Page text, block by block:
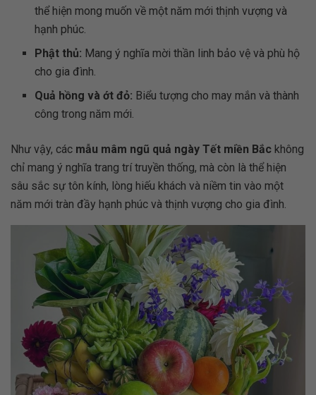
thể hiện mong muốn về một năm mới thịnh vượng và
hạnh phúc.
Phật thủ: Mang ý nghĩa mời thần linh bảo vệ và phù hộ
cho gia đình.
Quả hồng và ớt đỏ: Biểu tượng cho may mắn và thành
công trong năm mới.
Như vậy, các mẫu mâm ngũ quả ngày Tết miền Bắc không
chỉ mang ý nghĩa trang trí truyền thống, mà còn là thể hiện
sâu sắc sự tôn kính, lòng hiếu khách và niềm tin vào một
năm mới tràn đầy hạnh phúc và thịnh vượng cho gia đình.